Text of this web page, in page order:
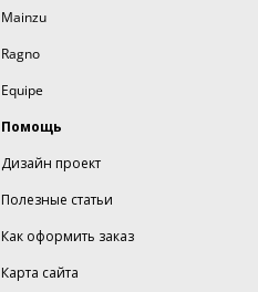
Mainzu
Ragno
Equipe
Помощь
Дизайн проект
Полезные статьи
Как оформить заказ
Карта сайта